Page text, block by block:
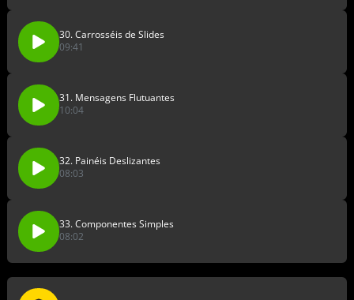
30. Carrosséis de Slides
09:41
31. Mensagens Flutuantes
10:04
32. Painéis Deslizantes
08:03
33. Componentes Simples
08:02